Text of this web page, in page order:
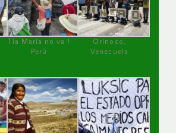
Tía María no va !
Perú
Orinoco,
Venezuela